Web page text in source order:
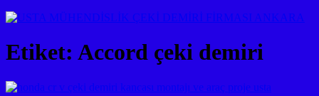
Etiket: Accord çeki demiri